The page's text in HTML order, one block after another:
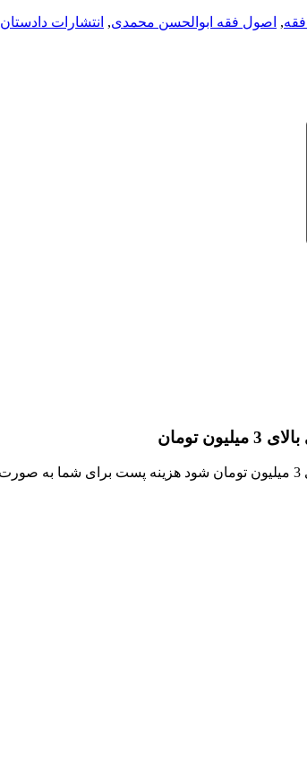
, اصول فقه ابوالحسن محمدی, انتشارات دادستان
تومان